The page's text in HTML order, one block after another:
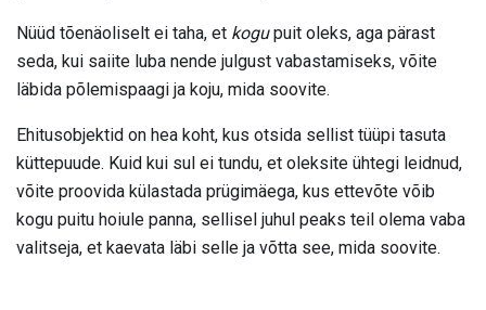
Nüüd tõenäoliselt ei taha, et kogupuit oleks, aga pärast
seda, kui saiite luba nende julgust vabastamiseks, võite
läbida põlemispaagi ja koju, mida soovite.
Ehitusobjektid on hea koht, kus otsida sellist tüüpi tasuta
küttepuude. Kuid kui sul ei tundu, et oleksite ühtegi leidnud,
võite proovida külastada prügimäega, kus ettevõte võib
kogu puitu hoiule panna, sellisel juhul peaks teil olema vaba
valitseja, et kaevata läbi selle ja võtta see, mida soovite.